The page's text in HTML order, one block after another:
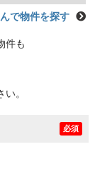
で物件を探す
件も
。
必須